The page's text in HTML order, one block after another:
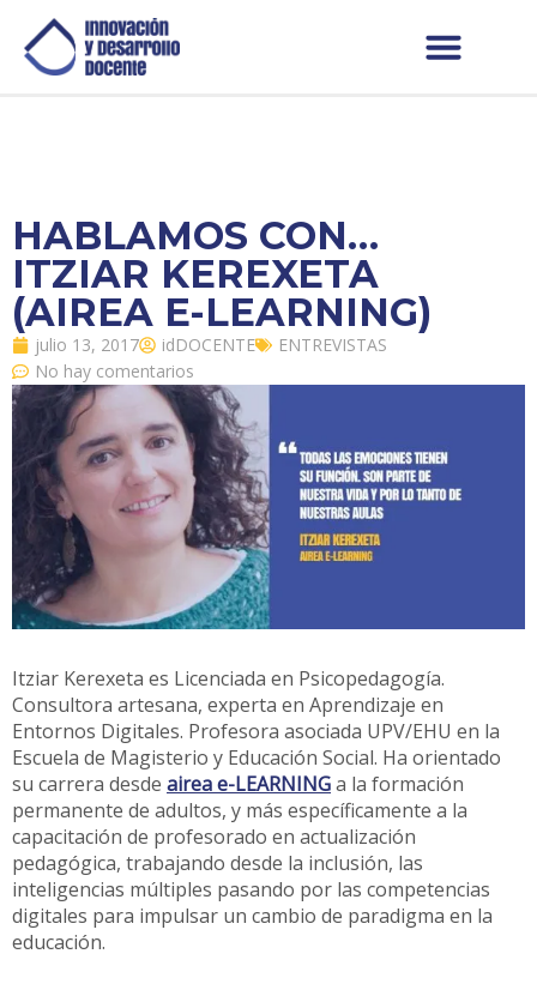
HABLAMOS CON…
ITZIAR KEREXETA
(AIREA E-LEARNING)
julio 13, 2017 idDOCENTE
ENTREVISTAS
No hay comentarios
Itziar Kerexeta es Licenciada en Psicopedagogía.
Consultora artesana, experta en Aprendizaje en
Entornos Digitales. Profesora asociada UPV/EHU en la
Escuela de Magisterio y Educación Social. Ha orientado
su carrera desde airea e-LEARNINGa la formación
permanente de adultos, y más específicamente a la
capacitación de profesorado en actualización
pedagógica, trabajando desde la inclusión, las
inteligencias múltiples pasando por las competencias
digitales para impulsar un cambio de paradigma en la
educación.